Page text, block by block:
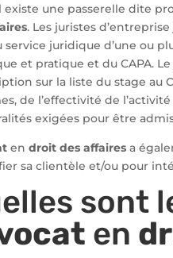
existe une passerelle dite
. Les juristes
service juridique d’une ou
et pratique et du CAPA.
sur la liste du stage au
de l’effectivité de
exigées pour être
en droit des affaires a
sa clientèle et/ou pour
sont
en